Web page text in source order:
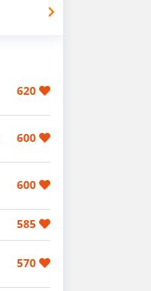
620
600
600
585
570